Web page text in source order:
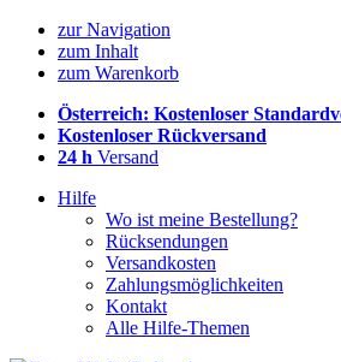
zur Navigation
zum Inhalt
zum Warenkorb
Österreich: Kostenloser
Kostenloser Rückversand
24 h Versand
Hilfe
Wo ist meine Bestellung?
Rücksendungen
Versandkosten
Zahlungsmöglichkeiten
Kontakt
Alle Hilfe-Themen